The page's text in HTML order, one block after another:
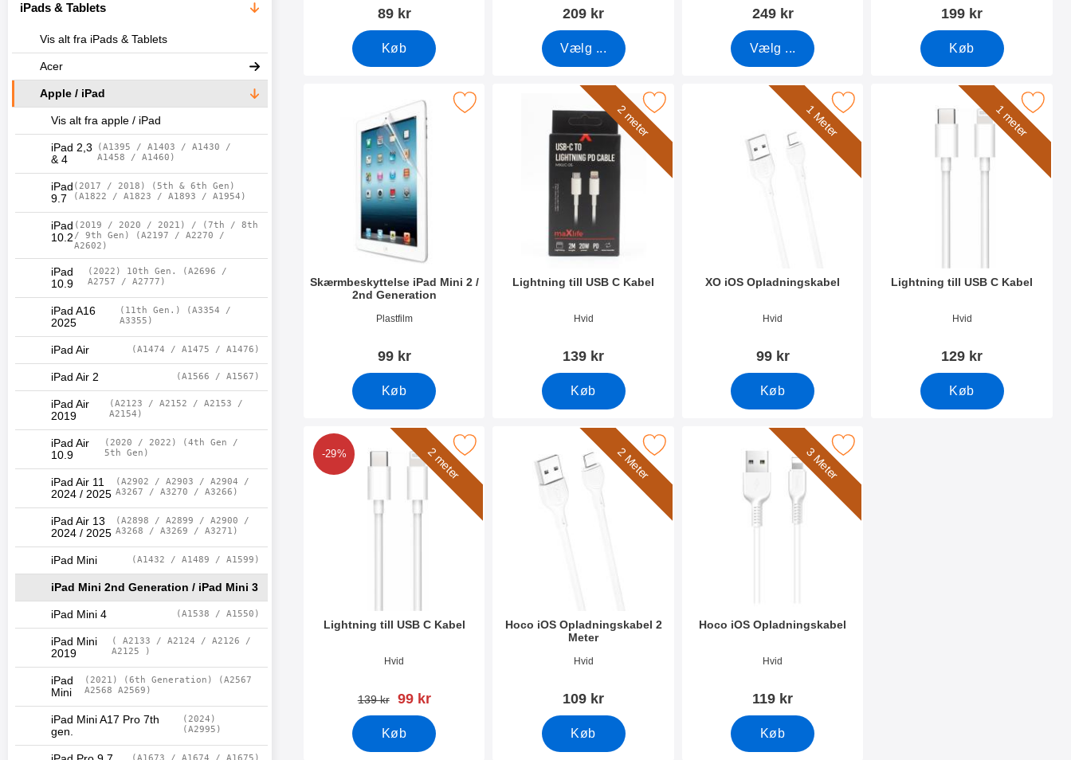
iPads & Tablets
Vis alt fra iPads & Tablets
Acer
Apple / iPad
Vis alt fra apple / iPad
iPad 2,3
& 4
(A1395 / A1403 / A1430 /
A1458 / A1460)
iPad
9.7
(2017 / 2018) (5th & 6th Gen)
(A1822 / A1823 / A1893 / A1954)
iPad
10.2
(2019 / 2020 / 2021) / (7th / 8th
/ 9th Gen) (A2197 / A2270 /
A2602)
iPad
10.9
(2022) 10th Gen. (A2696 /
A2757 / A2777)
iPad A16
2025
(11th Gen.) (A3354 /
A3355)
iPad Air (A1474 / A1475 / A1476)
iPad Air 2 (A1566 / A1567)
iPad Air
2019
(A2123 / A2152 / A2153 /
A2154)
iPad Air
10.9
(2020 / 2022) (4th Gen /
5th Gen)
iPad Air 11
2024 / 2025
(A2902 / A2903 / A2904 /
A3267 / A3270 / A3266)
iPad Air 13
2024 / 2025
(A2898 / A2899 / A2900 /
A3268 / A3269 / A3271)
iPad Mini (A1432 / A1489 / A1599)
iPad Mini 2nd Generation / iPad Mini 3
iPad Mini 4 (A1538 / A1550)
iPad Mini
2019
( A2133 / A2124 / A2126 /
A2125 )
iPad
Mini
(2021) (6th Generation) (A2567
A2568 A2569)
iPad Mini A17 Pro 7th
gen.
(2024)
(A2995)
89 kr
Køb
209 kr
Vælg ...
249 kr
Vælg ...
199 kr
Køb
Skærmbeskyttelse iPad Mini 2 /
2nd Generation
Varenr 11582Plastfilm
99 kr
Køb
Marker skærmbeskyttelse iPad Mini 2 / 2nd Generation som favorit
2 meter
Lightning till USB C Kabel
Hvid
139 kr
Køb
Marker lightning till USB C Kabel som favorit 1 Meter
XO iOS Opladningskabel
Hvid
99 kr
Køb
Marker xO iOS Opladningskabel som favorit 1 meter
Lightning till USB C Kabel
Hvid
129 kr
Køb
Marker lightning till USB C
2 meter
-29%
Lightning till USB C Kabel
Hvid
pris
139 kr pris
99 kr
Køb
Marker lightning till USB C Kabel som favorit 2 Meter
Hoco iOS Opladningskabel 2
Meter
Hvid
109 kr
Køb
Marker hoco iOS Opladningskabel 2 Meter som favorit 3 Meter
Hoco iOS Opladningskabel
Hvid
119 kr
Køb
Marker hoco iOS Opladningskabel som favorit